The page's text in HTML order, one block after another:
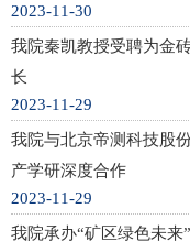
2023-11-30
我院秦凯教授受聘为金
长
2023-11-29
我院与北京帝测科技股
产学研深度合作
2023-11-29
我院承办“矿区绿色未